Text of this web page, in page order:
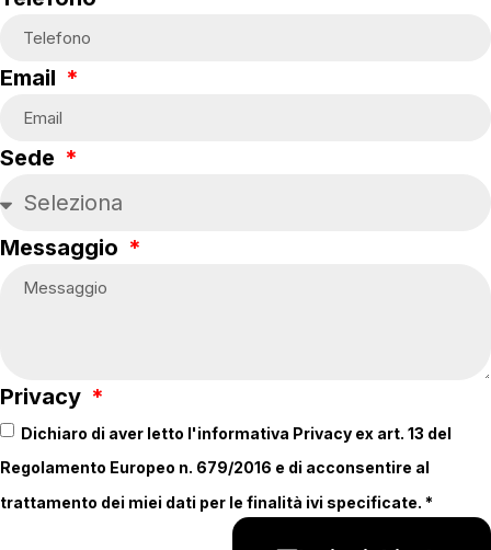
Email
Sede
Messaggio
Privacy
Dichiaro di aver letto l'informativa Privacy ex art. 13 del
Regolamento Europeo n. 679/2016 e di acconsentire al
trattamento dei miei dati per le finalità ivi specificate. *